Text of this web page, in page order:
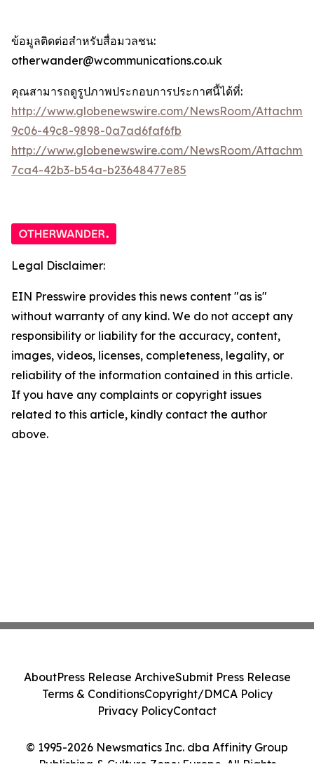
ข้อมูลติดต่อสำหรับสื่อมวลชน:
otherwander@wcommunications.co.uk
คุณสามารถดูรูปภาพประกอบการประกาศนี้ได้ที่:
http://www.globenewswire.com/NewsRoom/
9c06-49c8-9898-0a7ad6faf6fb
http://www.globenewswire.com/NewsRoom/
7ca4-42b3-b54a-b23648477e85
Legal Disclaimer:
EIN Presswire provides this news content "as is"
without warranty of any kind. We do not accept any
responsibility or liability for the accuracy, content,
images, videos, licenses, completeness, legality, or
reliability of the information contained in this article.
If you have any complaints or copyright issues
related to this article, kindly contact the author
above.
© 1995-2026 Newsmatics Inc. dba Affinity Group
Publishing & Culture Zone: Europe. All Rights
AboutPress Release ArchiveSubmit Press Release
Terms & ConditionsCopyright/DMCA Policy
Privacy PolicyContact